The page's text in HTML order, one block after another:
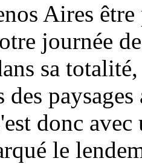
Aires
journée
sa
paysages
donc
le